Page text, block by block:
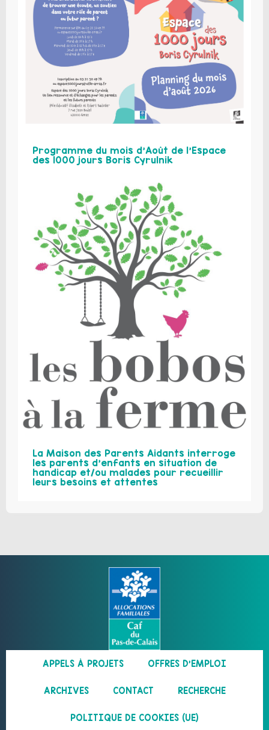
Programme du mois d’Août de l’Espace
des 1000 jours Boris Cyrulnik
La Maison des Parents Aidants interroge
les parents d’enfants en situation de
handicap et/ou malades pour recueillir
leurs besoins et attentes
APPELS À PROJETS OFFRES D’EMPLOI
ARCHIVES CONTACT RECHERCHE
POLITIQUE DE COOKIES (UE)